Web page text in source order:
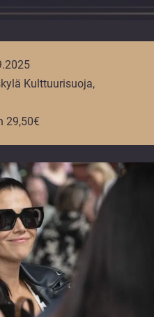
Kulttuurisuoja,
29,50€